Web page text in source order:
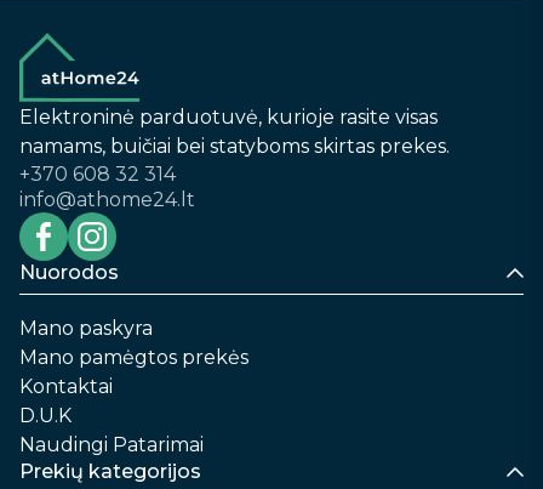
Elektroninė parduotuvė, kurioje rasite visas
namams, buičiai bei statyboms skirtas prekes.
+370 608 32 314
info@athome24.lt
Nuorodos
Mano paskyra
Mano pamėgtos prekės
Kontaktai
D.U.K
Naudingi Patarimai
Prekių kategorijos